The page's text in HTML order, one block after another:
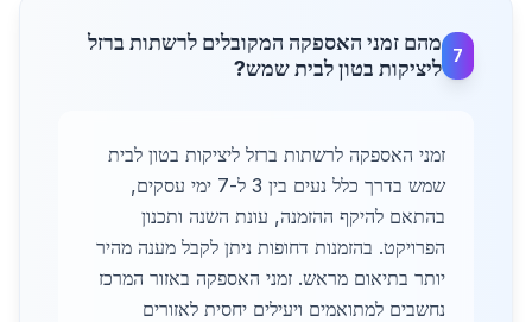
7
מהם זמני האספקה המקובלים לרשתות ברזל
ליציקות בטון לבית שמש?
זמני האספקה לרשתות ברזל ליציקות בטון לבית
שמש בדרך כלל נעים בין 3 ל-7 ימי עסקים,
בהתאם להיקף ההזמנה, עונת השנה ותכנון
הפרויקט. בהזמנות דחופות ניתן לקבל מענה מהיר
יותר בתיאום מראש. זמני האספקה באזור המרכז
נחשבים למתואמים ויעילים יחסית לאזורים